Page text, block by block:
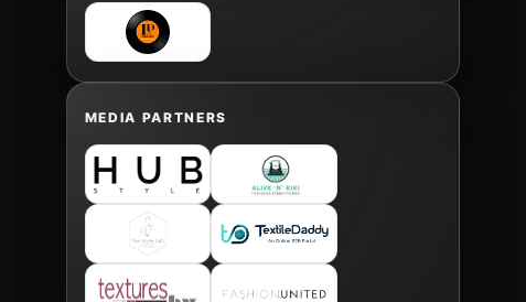
MEDIA PARTNERS